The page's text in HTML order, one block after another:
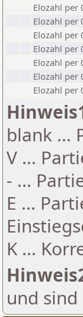
Elozahl per
Elozahl per
Elozahl per
Elozahl per
Elozahl per
Elozahl per
Elozahl per
blank ...
V ...
- ...
E ...
K ...
und